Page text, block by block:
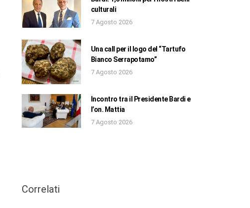
culturali
7 Agosto 2026
Una call per il logo del “Tartufo
Bianco Serrapotamo”
7 Agosto 2026
Incontro tra il Presidente Bardi e
l’on. Mattia
7 Agosto 2026
Correlati